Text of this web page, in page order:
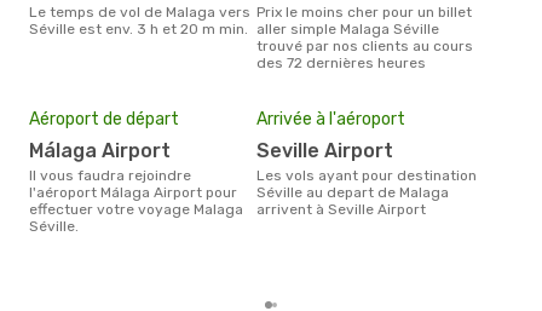
Le temps de vol de Malaga vers
Séville est env. 3 h et 20 m min.
Prix le moins cher pour un billet
aller simple Malaga Séville
trouvé par nos clients au cours
des 72 dernières heures
Aéroport de départ
Málaga Airport
Il vous faudra rejoindre
l'aéroport Málaga Airport pour
effectuer votre voyage Malaga
Séville.
Arrivée à l'aéroport
Seville Airport
Les vols ayant pour destination
Séville au depart de Malaga
arrivent à Seville Airport